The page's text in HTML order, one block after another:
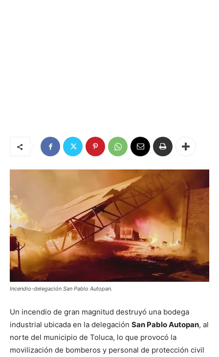
Incendio-delegación San Pablo Autopan.
Un incendio de gran magnitud destruyó una bodega
industrial ubicada en la delegación San Pablo Autopan, al
norte del municipio de Toluca, lo que provocó la
movilización de bomberos y personal de protección civil